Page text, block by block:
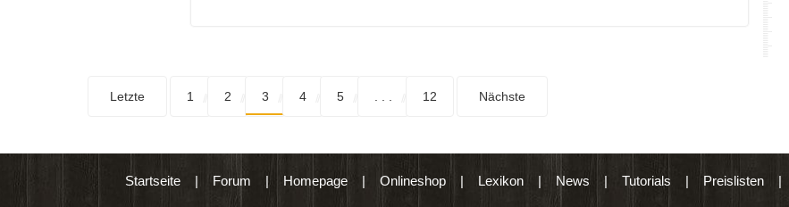
Letzte 1 2 3 4 5 12 Nächste
Startseite| Forum | Homepage| Onlineshop| Lexikon| News | Tutorials | Preislisten|